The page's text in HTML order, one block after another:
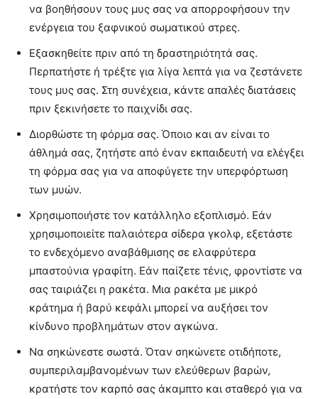
να βοηθήσουν τους μυς σας να απορροφήσουν την
ενέργεια του ξαφνικού σωματικού στρες.
Εξασκηθείτε πριν από τη δραστηριότητά σας.
Περπατήστε ή τρέξτε για λίγα λεπτά για να ζεστάνετε
τους μυς σας. Στη συνέχεια, κάντε απαλές διατάσεις
πριν ξεκινήσετε το παιχνίδι σας.
Διορθώστε τη φόρμα σας. Όποιο και αν είναι το
άθλημά σας, ζητήστε από έναν εκπαιδευτή να ελέγξει
τη φόρμα σας για να αποφύγετε την υπερφόρτωση
των μυών.
Χρησιμοποιήστε τον κατάλληλο εξοπλισμό. Εάν
χρησιμοποιείτε παλαιότερα σίδερα γκολφ, εξετάστε
το ενδεχόμενο αναβάθμισης σε ελαφρύτερα
μπαστούνια γραφίτη. Εάν παίζετε τένις, φροντίστε να
σας ταιριάζει η ρακέτα. Μια ρακέτα με μικρό
κράτημα ή βαρύ κεφάλι μπορεί να αυξήσει τον
κίνδυνο προβλημάτων στον αγκώνα.
Να σηκώνεστε σωστά. Όταν σηκώνετε οτιδήποτε,
συμπεριλαμβανομένων των ελεύθερων βαρών,
κρατήστε τον καρπό σας άκαμπτο και σταθερό για να